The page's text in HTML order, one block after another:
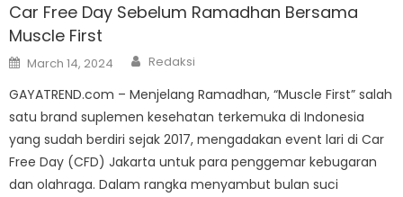
Car Free Day Sebelum Ramadhan Bersama
Muscle First
Posted
on
March 14, 2024 Author
Redaksi
GAYATREND.com – Menjelang Ramadhan, “Muscle First” salah
satu brand suplemen kesehatan terkemuka di Indonesia
yang sudah berdiri sejak 2017, mengadakan event lari di Car
Free Day (CFD) Jakarta untuk para penggemar kebugaran
dan olahraga. Dalam rangka menyambut bulan suci